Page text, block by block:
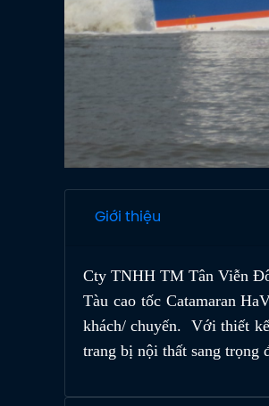
Giới thiệu
Cty TNHH TM Tân Viễn
Tàu cao tốc Catamaran
khách/ chuyến. Với thiết
trang bị nội thất sang trọng